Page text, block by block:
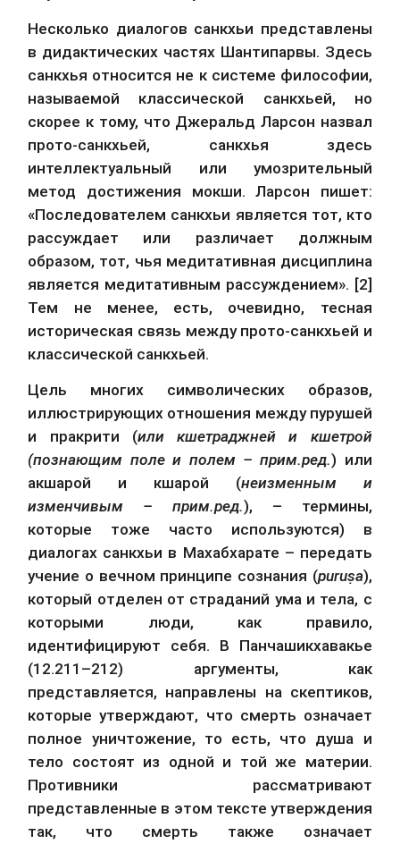
Несколько диалогов санкхьи представлены
в дидактических частях Шантипарвы. Здесь
санкхья относится не к системе философии,
называемой классической санкхьей, но
скорее к тому, что Джеральд Ларсон назвал
прото-санкхьей, санкхья здесь
интеллектуальный или умозрительный
метод достижения мокши. Ларсон пишет:
«Последователем санкхьи является тот, кто
рассуждает или различает должным
образом, тот, чья медитативная дисциплина
является медитативным рассуждением». [2]
Тем не менее, есть, очевидно, тесная
историческая связь между прото-санкхьей и
классической санкхьей.
Цель многих символических образов,
иллюстрирующих отношения между пурушей
и пракрити (или кшетраджней и кшетрой
(познающим поле и полем – прим.ред.) или
акшарой и кшарой (неизменным и
изменчивым – прим.ред.), – термины,
которые тоже часто используются) в
диалогах санкхьи в Махабхарате – передать
учение о вечном принципе сознания (puruṣa),
который отделен от страданий ума и тела, с
которыми люди, как правило,
идентифицируют себя. В Панчашикхавакье
(12.211–212) аргументы, как
представляется, направлены на скептиков,
которые утверждают, что смерть означает
полное уничтожение, то есть, что душа и
тело состоят из одной и той же материи.
Противники рассматривают
представленные в этом тексте утверждения
так, что смерть также означает